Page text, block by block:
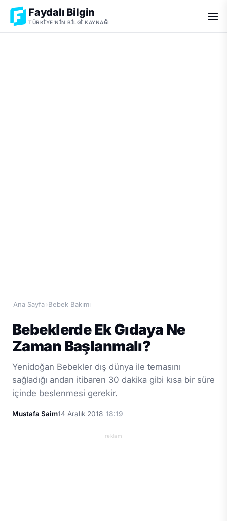
Faydalı Bilgin
TÜRKIYE'NIN BILGI KAYNAĞI
Ana Sayfa ›Bebek Bakımı
Bebeklerde Ek Gıdaya Ne
Zaman Başlanmalı?
Yenidoğan Bebekler dış dünya ile temasını
sağladığı andan itibaren 30 dakika gibi kısa bir süre
içinde beslenmesi gerekir.
Mustafa Saim14 Aralık 2018 18:19
reklam